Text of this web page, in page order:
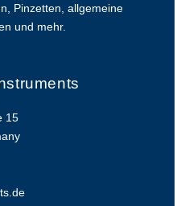
Pinzetten, allgemeine
und mehr.
15